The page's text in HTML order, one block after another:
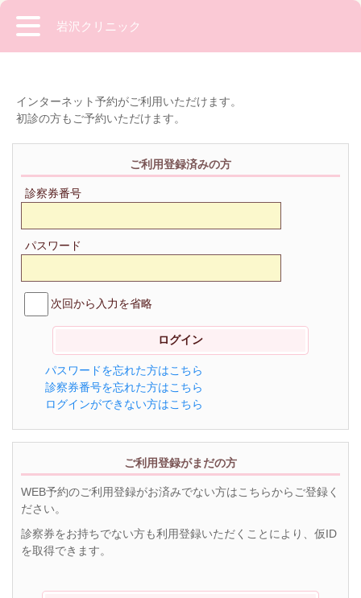
岩沢クリニック
インターネット予約がご利用いただけます。
初診の方もご予約いただけます。
ご利用登録済みの方
診察券番号
パスワード
次回から入力を省略
パスワードを忘れた方はこちら
診察券番号を忘れた方はこちら
ログインができない方はこちら
ご利用登録がまだの方
WEB予約のご利用登録がお済みでない方はこちらからご登録く
ださい。
診察券をお持ちでない方も利用登録いただくことにより、仮ID
を取得できます。